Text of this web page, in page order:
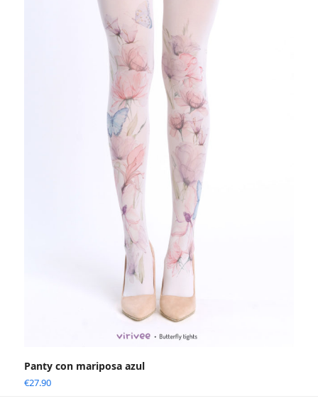
Panty con mariposa azul
€27.90